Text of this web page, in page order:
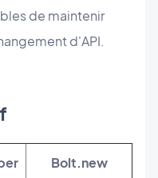
de maintenir
d'API.
Bolt.new